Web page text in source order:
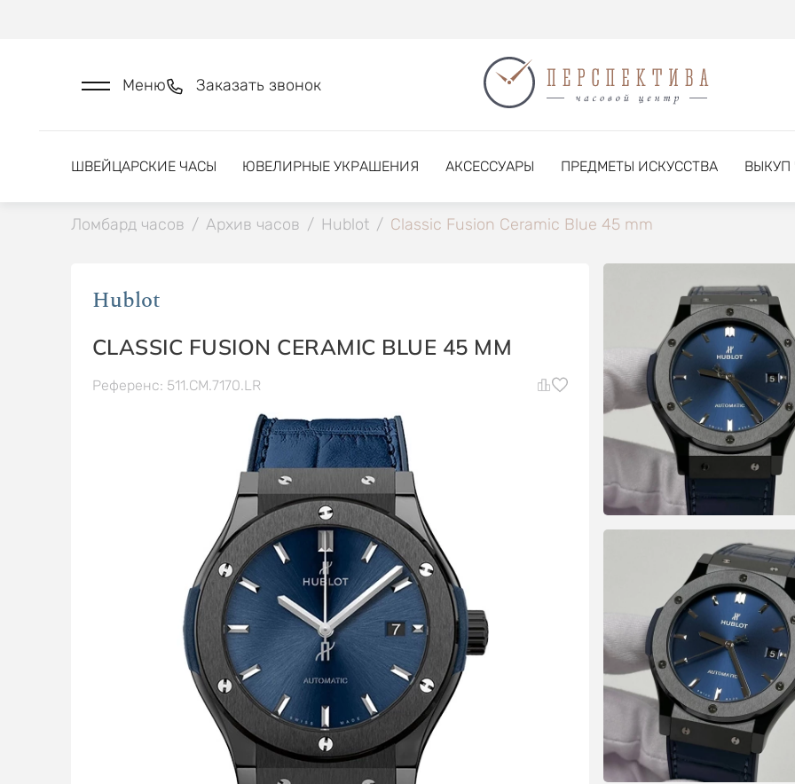
Меню Заказать звонок
ШВЕЙЦАРСКИЕ ЧАСЫ ЮВЕЛИРНЫЕ УКРАШЕНИЯ АКСЕССУАРЫ ПРЕДМЕТЫ ИСКУССТВА ВЫКУП
Ломбард часов / Архив часов / Hublot / Classic Fusion Ceramic Blue 45 mm
Hublot
CLASSIC FUSION CERAMIC BLUE 45 MM
Референс: 511.CM.7170.LR